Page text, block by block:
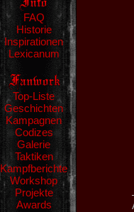
FAQ
Historie
Inspirationen
Lexicanum
Top-Liste
Geschichten
Kampagnen
Codizes
Galerie
Taktiken
Kampfberichte
Workshop
Projekte
Awards